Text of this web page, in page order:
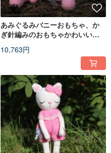
あみぐるみバニーおもちゃ、か
ぎ針編みのおもちゃかわいいバ
み
10,763円